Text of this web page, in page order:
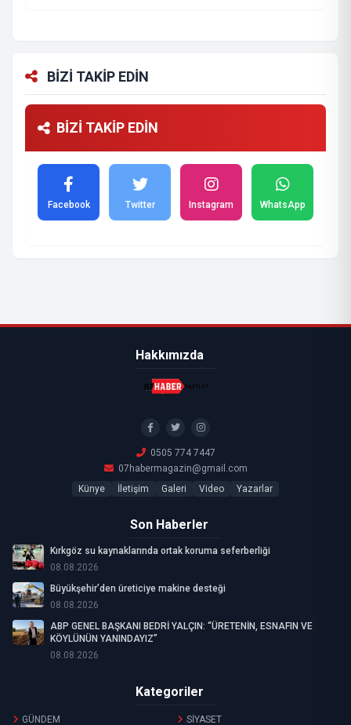
BİZİ TAKİP EDİN
BİZİ TAKİP EDİN
Facebook Twitter Instagram WhatsApp
Hakkımızda
0505 774 7447
07habermagazin@gmail.com
Künye
İletişim Galeri Video Yazarlar
Son Haberler
Kırkgöz su kaynaklarında ortak koruma seferberliği
08.08.2026
Büyükşehir’den üreticiye makine desteği
08.08.2026
ABP GENEL BAŞKANI BEDRİ YALÇIN: “ÜRETENİN, ESNAFIN VE
KÖYLÜNÜN YANINDAYIZ”
08.08.2026
Kategoriler
GÜNDEM SİYASET